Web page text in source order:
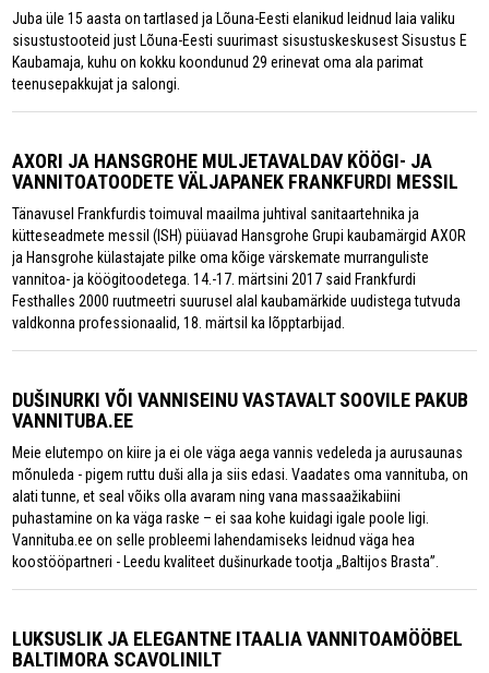
Juba üle 15 aasta on tartlased ja Lõuna-Eesti elanikud leidnud laia valiku
sisustustooteid just Lõuna-Eesti suurimast sisustuskeskusest Sisustus E
Kaubamaja, kuhu on kokku koondunud 29 erinevat oma ala parimat
teenusepakkujat ja salongi.
AXORI JA HANSGROHE MULJETAVALDAV KÖÖGI- JA
VANNITOATOODETE VÄLJAPANEK FRANKFURDI MESSIL
Tänavusel Frankfurdis toimuval maailma juhtival sanitaartehnika ja
kütteseadmete messil (ISH) püüavad Hansgrohe Grupi kaubamärgid AXOR
ja Hansgrohe külastajate pilke oma kõige värskemate murranguliste
vannitoa- ja köögitoodetega. 14.-17. märtsini 2017 said Frankfurdi
Festhalles 2000 ruutmeetri suurusel alal kaubamärkide uudistega tutvuda
valdkonna professionaalid, 18. märtsil ka lõpptarbijad.
DUŠINURKI VÕI VANNISEINU VASTAVALT SOOVILE PAKUB
VANNITUBA.EE
Meie elutempo on kiire ja ei ole väga aega vannis vedeleda ja aurusaunas
mõnuleda - pigem ruttu duši alla ja siis edasi. Vaadates oma vannituba, on
alati tunne, et seal võiks olla avaram ning vana massaažikabiini
puhastamine on ka väga raske – ei saa kohe kuidagi igale poole ligi.
Vannituba.ee on selle probleemi lahendamiseks leidnud väga hea
koostööpartneri - Leedu kvaliteet dušinurkade tootja „Baltijos Brasta”.
LUKSUSLIK JA ELEGANTNE ITAALIA VANNITOAMÖÖBEL
BALTIMORA SCAVOLINILT